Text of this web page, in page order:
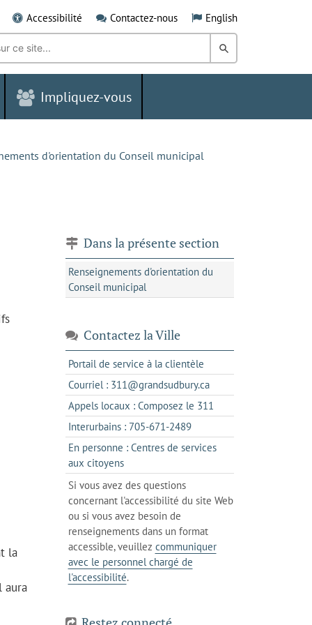
Accessibilité Contactez-nous English
Rechercher
dans
Grand
Impliquez-vous
d'orientation du Conseil municipal
la
aura
Dans la présente section
Renseignements d'orientation du
Conseil municipal
Contactez la Ville
Portail de service à la clientèles'ouvre
dans
un
nouvel
Courriel : 311@grandsudbury.cas'ouvre
dans
votre
de
Appels locaux : Composez le 311
dans
un
client
téléphone
Interurbains : 705-671-2489s'ouvre
dans
client
votre
En personne : Centres de services
aux citoyenss'ouvre
dans
l'onglet
actuel
Si vous avez des questions
concernant l'accessibilité du site Web
ou si vous avez besoin de
renseignements dans un format
accessible, veuillez communiquer
avec le personnel chargé de
l'accessibilité.